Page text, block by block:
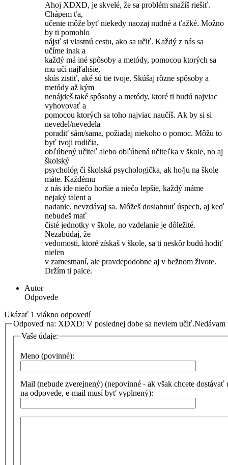
Ahoj XDXD, je skvelé, že sa problém snažíš riešiť.
Chápem ťa,
učenie môže byť niekedy naozaj nudné a ťažké. Možno
by ti pomohlo
nájsť si vlastnú cestu, ako sa učiť. Každý z nás sa
učíme inak a
každý má iné spôsoby a metódy, pomocou ktorých sa
mu učí najľahšie,
skús zistiť, aké sú tie tvoje. Skúšaj rôzne spôsoby a
metódy až kým
nenájdeš také spôsoby a metódy, ktoré ti budú najviac
vyhovovať a
pomocou ktorých sa toho najviac naučíš. Ak by si si
nevedel/nevedela
poradiť sám/sama, požiadaj niekoho o pomoc. Môžu to
byť tvoji rodičia,
obľúbený učiteľ alebo obľúbená učiteľka v škole, no aj
školský
psychológ či školská psychologička, ak ho/ju na škole
máte. Každému
z nás ide niečo horšie a niečo lepšie, každý máme
nejaký talent a
nadanie, nevzdávaj sa. Môžeš dosiahnuť úspech, aj keď
nebudeš mať
čisté jednotky v škole, no vzdelanie je dôležité.
Nezabúdaj, že
vedomosti, ktoré získaš v škole, sa ti neskôr budú hodiť
nielen
v zamestnaní, ale pravdepodobne aj v bežnom živote.
Držím ti palce.
Autor
Odpovede
Ukázať 1 vlákno odpovedí
Odpoveď na: XDXD: V poslednej dobe sa neviem
Vaše údaje:
Meno (povinné):
Mail (nebude zverejnený) (nepovinné - ak však chcete dostávať
na odpovede, e-mail musí byť vyplnený):